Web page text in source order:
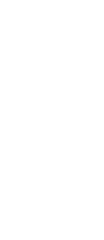
и кабельное